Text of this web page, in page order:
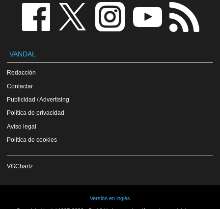
VANDAL
Redacción
Contactar
Publicidad / Advertising
Política de privacidad
Aviso legal
Política de cookies
VGChartz
Versión en inglés